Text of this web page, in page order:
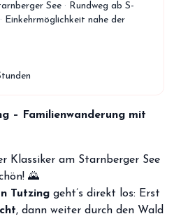
See · Rundweg ab S-
· Einkehrmöglichkeit nahe der
– Familienwanderung mit
Klassiker am Starnberger See
🌄
Tutzing geht’s direkt los: Erst
, dann weiter durch den Wald